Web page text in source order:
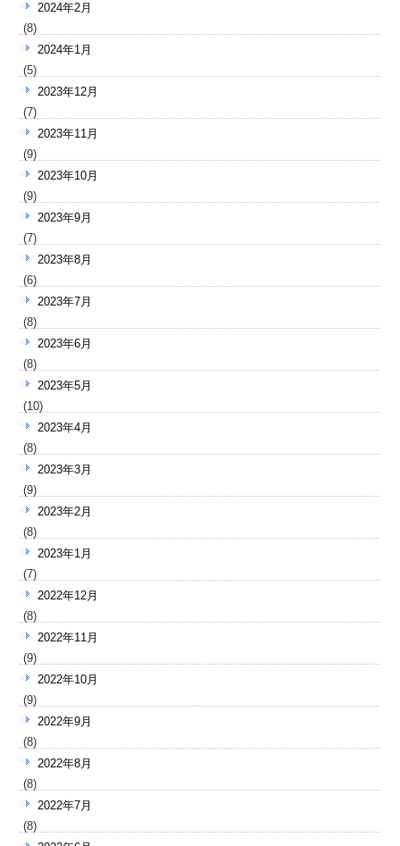
2024年2月
(8)
2024年1月
(5)
2023年12月
(7)
2023年11月
(9)
2023年10月
(9)
2023年9月
(7)
2023年8月
(6)
2023年7月
(8)
2023年6月
(8)
2023年5月
(10)
2023年4月
(8)
2023年3月
(9)
2023年2月
(8)
2023年1月
(7)
2022年12月
(8)
2022年11月
(9)
2022年10月
(9)
2022年9月
(8)
2022年8月
(8)
2022年7月
(8)